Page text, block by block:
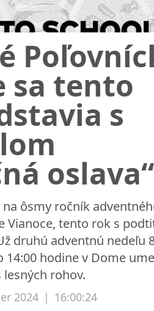
sa tento
s
oslava“
na ôsmy ročník
Vianoce, tento rok s
druhú adventnú nedeľu
14:00 hodine v Dome
lesných rohov.
2024 | 16:00:24